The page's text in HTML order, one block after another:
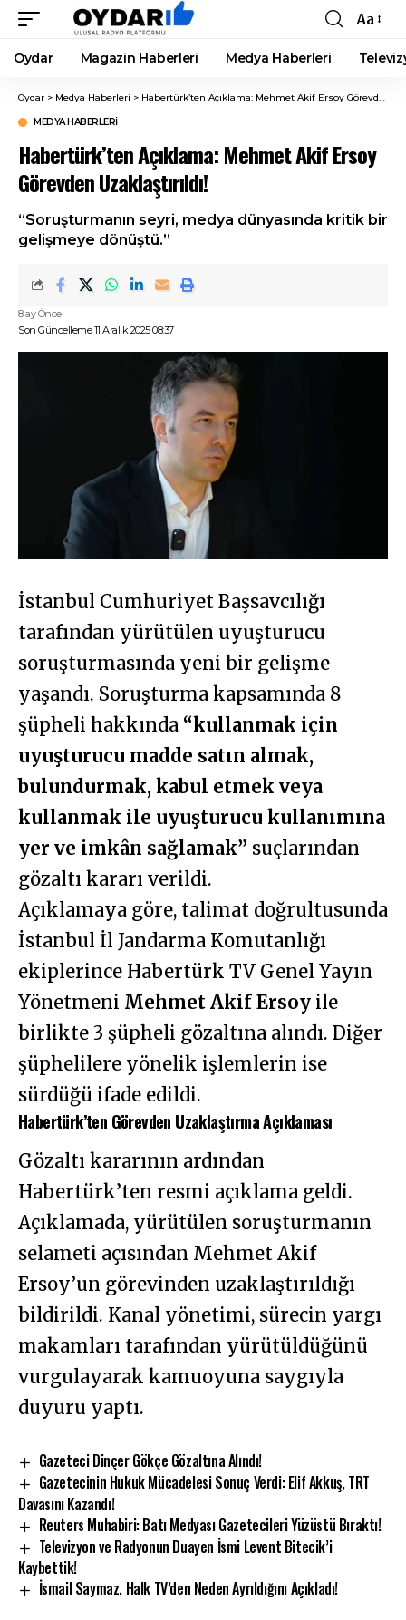
Font
Resizer
Aa
Oydar Magazin Haberleri Medya Haberleri
Oydar > Medya Haberleri > Habertürk’ten Açıklama: Mehmet Akif Ersoy Görevden Uzaklaştırıldı!
MEDYA HABERLERI
Habertürk’ten Açıklama: Mehmet Akif Ersoy
Görevden Uzaklaştırıldı!
“Soruşturmanın seyri, medya dünyasında kritik bir
gelişmeye dönüştü.”
Son Güncelleme 11 Aralık 2025 08:37
8 ay Önce
İstanbul Cumhuriyet Başsavcılığı
tarafından yürütülen uyuşturucu
soruşturmasında yeni bir gelişme
yaşandı. Soruşturma kapsamında 8
şüpheli hakkında “kullanmak için
uyuşturucu madde satın almak,
bulundurmak, kabul etmek veya
kullanmak ile uyuşturucu kullanımına
yer ve imkân sağlamak” suçlarından
gözaltı kararı verildi.
Açıklamaya göre, talimat doğrultusunda
İstanbul İl Jandarma Komutanlığı
ekiplerince Habertürk TV Genel Yayın
Yönetmeni Mehmet Akif Ersoy ile
birlikte 3 şüpheli gözaltına alındı. Diğer
şüphelilere yönelik işlemlerin ise
sürdüğü ifade edildi.
Habertürk’ten Görevden Uzaklaştırma Açıklaması
Gözaltı kararının ardından
Habertürk’ten resmi açıklama geldi.
Açıklamada, yürütülen soruşturmanın
selameti açısından Mehmet Akif
Ersoy’un görevinden uzaklaştırıldığı
bildirildi. Kanal yönetimi, sürecin yargı
makamları tarafından yürütüldüğünü
vurgulayarak kamuoyuna saygıyla
duyuru yaptı.
Gazeteci Dinçer Gökçe Gözaltına Alındı!
Gazetecinin Hukuk Mücadelesi Sonuç Verdi: Elif Akkuş, TRT
Davasını Kazandı!
Reuters Muhabiri: Batı Medyası Gazetecileri Yüzüstü Bıraktı!
Televizyon ve Radyonun Duayen İsmi Levent Bitecik’i
Kaybettik!
İsmail Saymaz, Halk TV’den Neden Ayrıldığını Açıkladı!